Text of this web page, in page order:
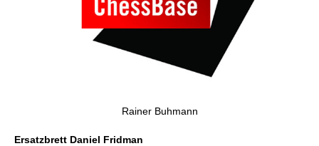
Rainer Buhmann
Ersatzbrett Daniel Fridman